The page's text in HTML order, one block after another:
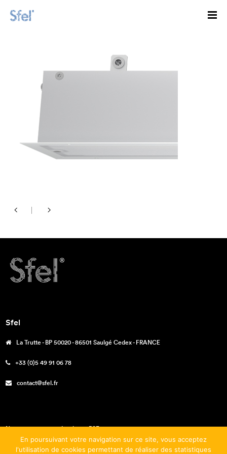
Sfel
La Trutte - BP 50020 - 86501 Saulgé Cedex - FRANCE
+33 (0)5 49 91 06 78
contact@sfel.fr
Nos engagements – La charte RSE
Téléchargements
En poursuivant votre navigation sur ce site, vous acceptez
l'utilisation de cookies permettant de réaliser des statistiques